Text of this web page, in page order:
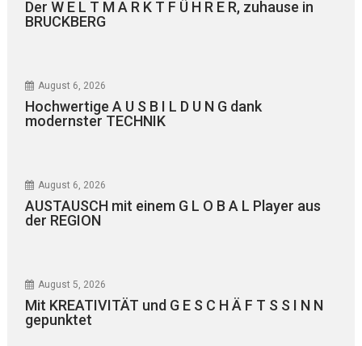
Der W E L T M A R K T F Ü H R E R, zuhause in
BRUCKBERG
August 6, 2026
Hochwertige A U S B I L D U N G dank
modernster TECHNIK
August 6, 2026
AUSTAUSCH mit einem G L O B A L Player aus
der REGION
August 5, 2026
Mit KREATIVITÄT und G E S C H Ä F T S S I N N
gepunktet